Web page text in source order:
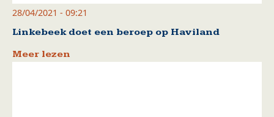
28/04/2021 - 09:21
Linkebeek doet een beroep op Haviland
Meer lezen